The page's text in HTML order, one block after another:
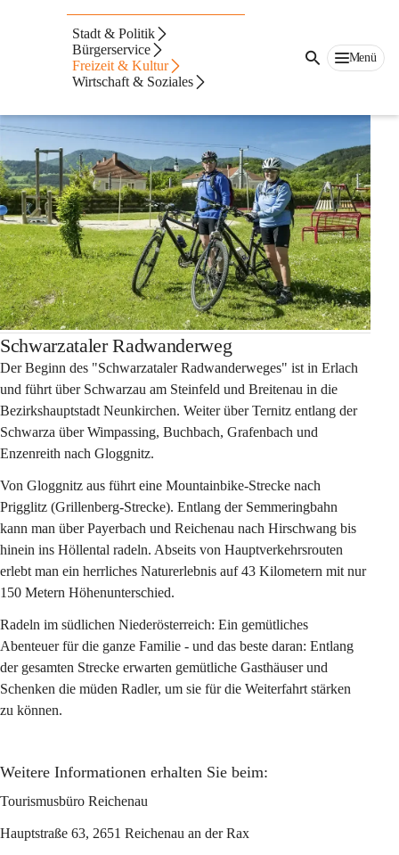
Stadt & Politik
Bürgerservice
Freizeit & Kultur
Wirtschaft & Soziales
Menü
Radfahren
Schwarzataler Radwanderweg
Der Beginn des "Schwarzataler Radwanderweges" ist in Erlach
und führt über Schwarzau am Steinfeld und Breitenau in die
Bezirkshauptstadt Neunkirchen. Weiter über Ternitz entlang der
Schwarza über Wimpassing, Buchbach, Grafenbach und
Enzenreith nach Gloggnitz.
Von Gloggnitz aus führt eine Mountainbike-Strecke nach
Prigglitz (Grillenberg-Strecke). Entlang der Semmeringbahn
kann man über Payerbach und Reichenau nach Hirschwang bis
hinein ins Höllental radeln. Abseits von Hauptverkehrsrouten
erlebt man ein herrliches Naturerlebnis auf 43 Kilometern mit nur
150 Metern Höhenunterschied.
Radeln im südlichen Niederösterreich: Ein gemütliches
Abenteuer für die ganze Familie - und das beste daran: Entlang
der gesamten Strecke erwarten gemütliche Gasthäuser und
Schenken die müden Radler, um sie für die Weiterfahrt stärken
zu können.
Weitere Informationen erhalten Sie beim:
Tourismusbüro Reichenau
Hauptstraße 63, 2651 Reichenau an der Rax